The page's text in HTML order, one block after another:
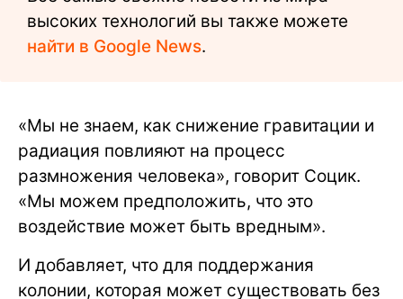
высоких технологий вы также можете
найти в Google News.
«Мы не знаем, как снижение гравитации и
радиация повлияют на процесс
размножения человека», говорит Социк.
«Мы можем предположить, что это
воздействие может быть вредным».
И добавляет, что для поддержания
колонии, которая может существовать без